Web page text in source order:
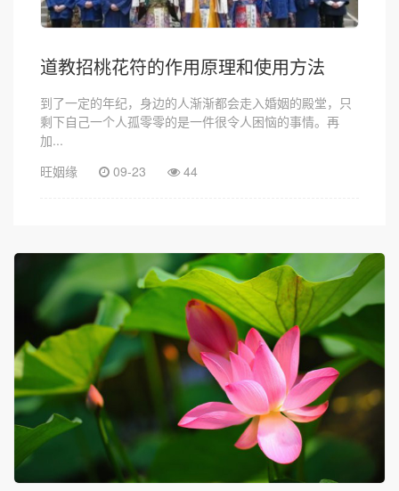
道教招桃花符的作用原理和使用方法
到了一定的年纪，身边的人渐渐都会走入婚姻的殿堂，只
剩下自己一个人孤零零的是一件很令人困恼的事情。再
加...
旺姻缘
09-23 44